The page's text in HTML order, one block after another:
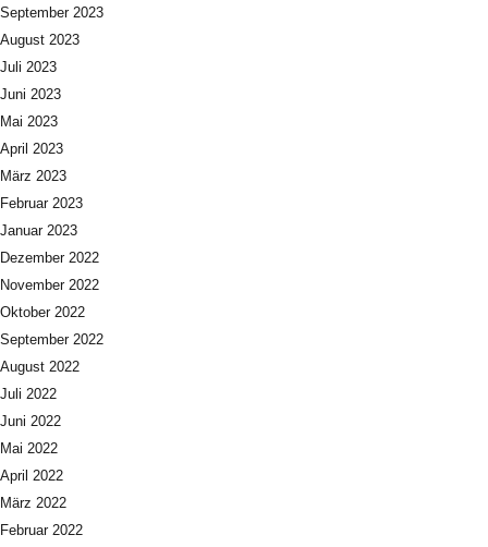
September 2023
August 2023
Juli 2023
Juni 2023
Mai 2023
April 2023
März 2023
Februar 2023
Januar 2023
Dezember 2022
November 2022
Oktober 2022
September 2022
August 2022
Juli 2022
Juni 2022
Mai 2022
April 2022
März 2022
Februar 2022